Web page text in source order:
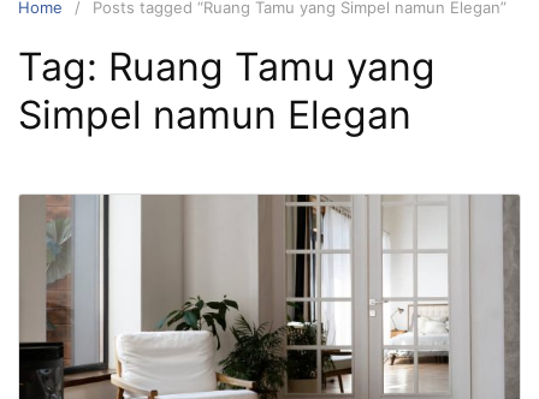
Home Posts tagged “Ruang Tamu yang Simpel namun Elegan”
Tag: Ruang Tamu yang
Simpel namun Elegan